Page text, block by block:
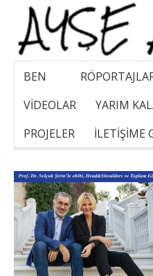
BEN
VİDEOLAR
YARIM
PROJELER
İLETİŞİME